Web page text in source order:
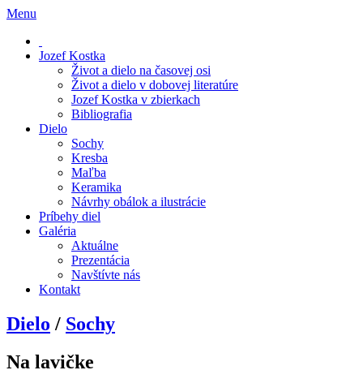
Menu
Jozef Kostka
Život a dielo na časovej osi
Život a dielo v dobovej literatúre
Jozef Kostka v zbierkach
Bibliografia
Dielo
Sochy
Kresba
Maľba
Keramika
Návrhy obálok a ilustrácie
Príbehy diel
Galéria
Aktuálne
Prezentácia
Navštívte nás
Kontakt
Dielo / Sochy
Na lavičke